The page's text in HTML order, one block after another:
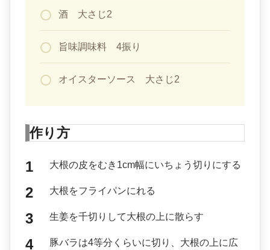
酒 大さじ2
旨味調味料 4振り
オイスターソース 大さじ2
作り方
大根の皮をむき1cm幅にいちょう切りにする
大根をフライパンにれる
生姜を千切りして大根の上に散らす
豚バラは4等分くらいに切り、大根の上に広